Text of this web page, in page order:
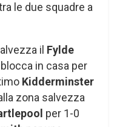
le due squadre a
il Fylde
in casa per
Kidderminster
zona salvezza
per 1-0